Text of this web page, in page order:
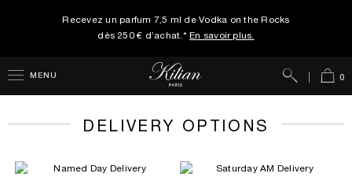
Recevez un parfum 7,5 ml de Vodka on the Rocks
dès 250 € d’achat.* En savoir plus.
MENU 0
Rechercher
DELIVERY OPTIONS